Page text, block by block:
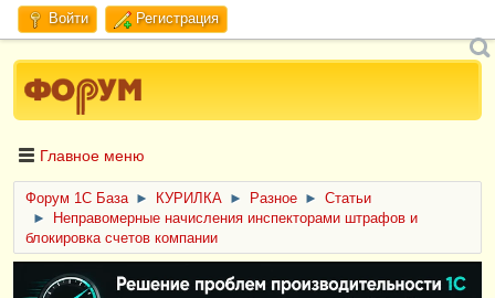
Войти Регистрация
Главное меню
Форум 1C База ► КУРИЛКА ► Разное ►
Статьи
►
Неправомерные начисления инспекторами штрафов и
блокировка счетов компании